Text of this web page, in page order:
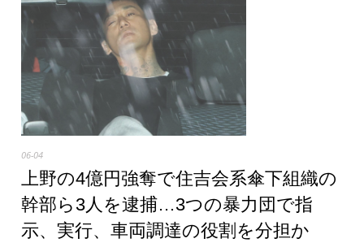
06-04
上野の4億円強奪で住吉会系傘下組織の
幹部ら3人を逮捕…3つの暴力団で指
示、実行、車両調達の役割を分担か